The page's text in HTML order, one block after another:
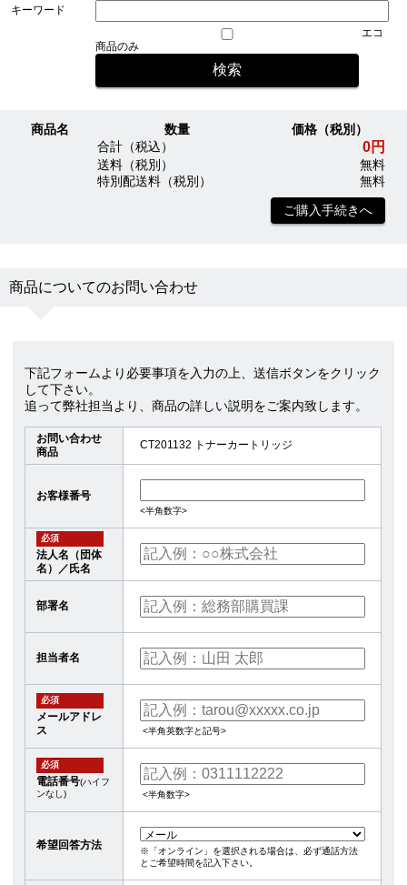
キーワード
エコ
商品のみ
商品名 数量
価格（税別）
合計（税込）
0円
送料（税別）
無料
特別配送料（税別）
無料
ご購入手続きへ
商品についてのお問い合わせ
下記フォームより必要事項を入力の上、送信ボタンをクリック
して下さい。
追って弊社担当より、商品の詳しい説明をご案内致します。
お問い合わせ
商品
CT201132 トナーカートリッジ
お客様番号
<半角数字>
必須
法人名（団体
名）／氏名
部署名
担当者名
必須
メールアドレ
ス
<半角英数字と記号>
必須
電話番号(ハイフ
ンなし)
<半角数字>
希望回答方法
※「オンライン」を選択される場合は、必ず通話方法
とご希望時間を記入下さい。